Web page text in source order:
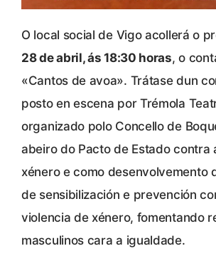
O local social de Vigo acollerá o
28 de abril, ás 18:30 horas, o
«Cantos de avoa». Trátase dun
posto en escena por Trémola
organizado polo Concello de
abeiro do Pacto de Estado contra
xénero e como desenvolvemento
de sensibilización e prevención
violencia de xénero, fomentando
masculinos cara a igualdade.